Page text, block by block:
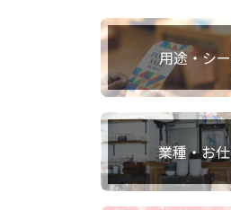
用途・シ
業種・お